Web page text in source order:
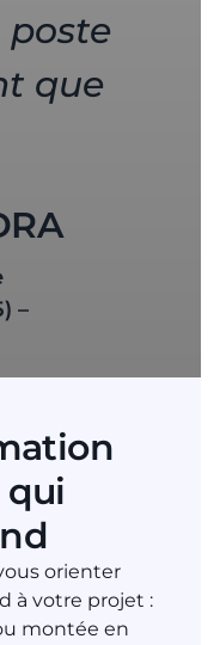
poste
que
–
qui
orienter
à votre projet :
montée en